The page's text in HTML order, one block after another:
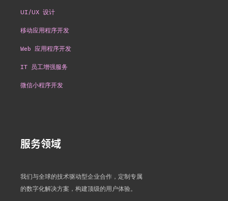
UI/UX 设计
移动应用程序开发
Web 应用程序开发
IT 员工增强服务
微信小程序开发
服务领域
我们与全球的技术驱动型企业合作，定制专属
的数字化解决方案，构建顶级的用户体验。